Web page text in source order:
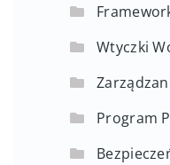
Wtyczki
Program